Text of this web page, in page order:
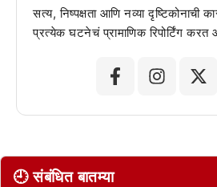
सत्य, निष्पक्षता आणि नव्या दृष्टिकोनाची
प्रत्येक घटनेचं प्रामाणिक रिपोर्टिंग
🕘 संबंधित बातम्या